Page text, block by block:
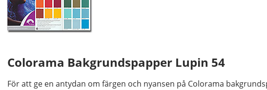
Colorama Bakgrundspapper Lupin 54
För att ge en antydan om färgen och nyansen på Colorama